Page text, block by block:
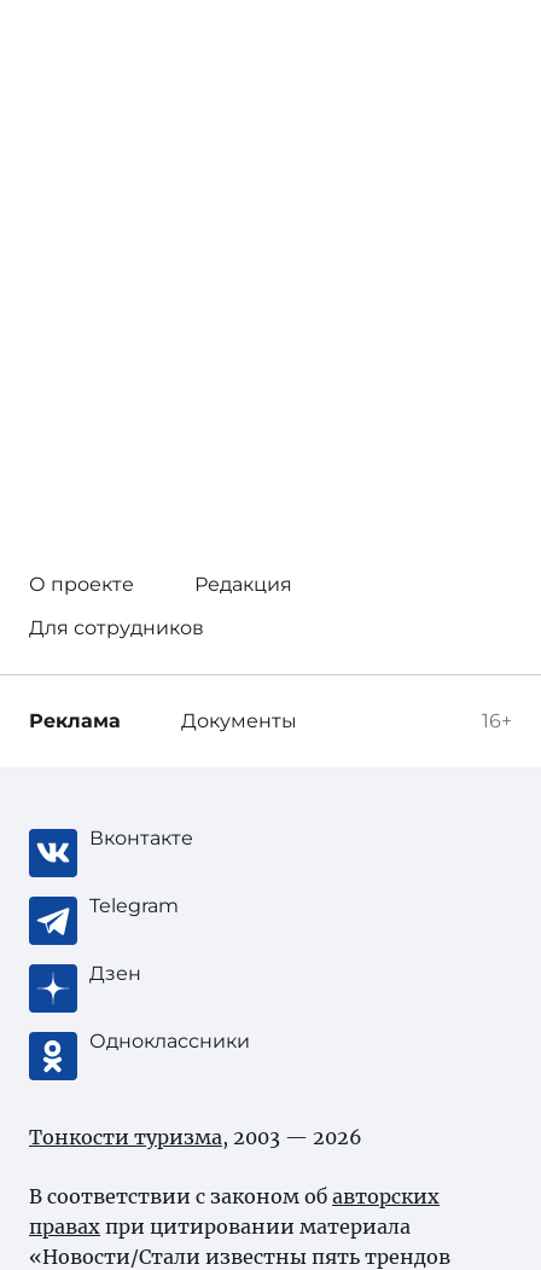
О проекте
Редакция
Для сотрудников
16+
Реклама Документы
Вконтакте
Telegram
Дзен
Одноклассники
Тонкости туризма, 2003 — 2026
В соответствии с законом об авторских
правах при цитировании материала
«Новости/Стали известны пять трендов